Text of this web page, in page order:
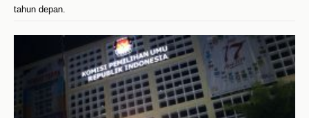
tahun depan.